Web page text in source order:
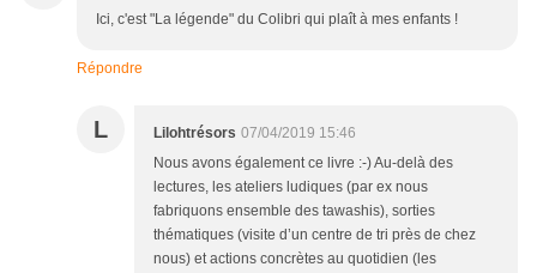
Ici, c'est "La légende" du Colibri qui plaît à mes enfants !
Répondre
L Lilohtrésors 07/04/2019 15:46
Nous avons également ce livre :-) Au-delà des
lectures, les ateliers ludiques (par ex nous
fabriquons ensemble des tawashis), sorties
thématiques (visite d’un centre de tri près de chez
nous) et actions concrètes au quotidien (les